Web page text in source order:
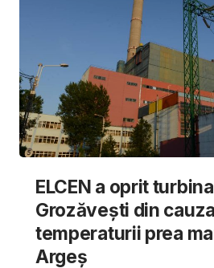
ELCEN a oprit
Grozăvești din cauza
temperaturii prea
Argeș